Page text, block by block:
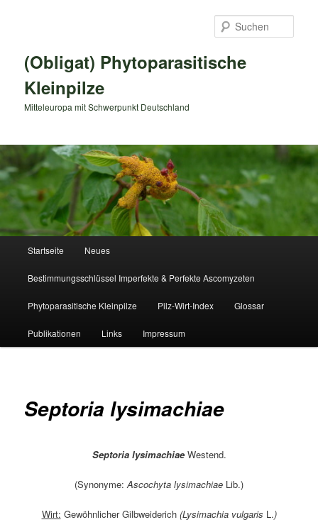
(Obligat) Phytoparasitische
Kleinpilze
Mitteleuropa mit Schwerpunkt Deutschland
Startseite Neues
Bestimmungsschlüssel Imperfekte & Perfekte Ascomyzeten
Phytoparasitische Kleinpilze Pilz-Wirt-Index Glossar
Publikationen Links Impressum
Septoria lysimachiae
Septoria lysimachiaeWestend.
(Synonyme: Ascochyta lysimachiae Lib.)
Wirt: Gewöhnlicher Gilbweiderich (Lysimachia vulgaris L.)